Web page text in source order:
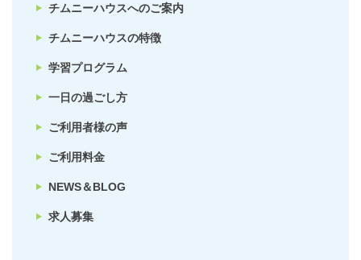
チムニーハウスへのご案内
チムニーハウスの特徴
学習プログラム
一日の過ごし方
ご利用者様の声
ご利用料金
NEWS＆BLOG
求人募集